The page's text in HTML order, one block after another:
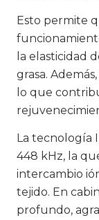
Esto permite
la elasticidad
grasa. Además,
lo que
La tecnología
448 kHz, la
intercambio
tejido. En
profundo,